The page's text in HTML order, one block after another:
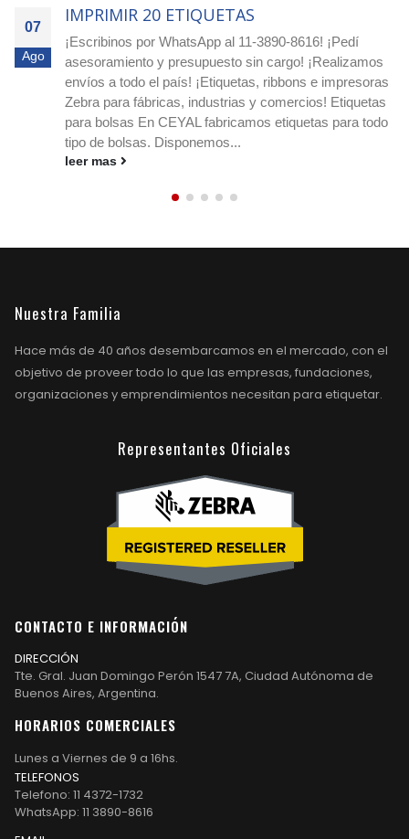
07
Ago
IMPRIMIR 20 ETIQUETAS
¡Escribinos por WhatsApp al 11-3890-8616! ¡Pedí
asesoramiento y presupuesto sin cargo! ¡Realizamos
envíos a todo el país! ¡Etiquetas, ribbons e impresoras
Zebra para fábricas, industrias y comercios! Etiquetas
para bolsas En CEYAL fabricamos etiquetas para todo
tipo de bolsas. Disponemos...
leer mas
Nuestra Familia
Hace más de 40 años desembarcamos en el mercado, con el
objetivo de proveer todo lo que las empresas, fundaciones,
organizaciones y emprendimientos necesitan para etiquetar.
Representantes Oficiales
CONTACTO E INFORMACIÓN
DIRECCIÓN
Tte. Gral. Juan Domingo Perón 1547 7A, Ciudad Autónoma de
Buenos Aires, Argentina.
HORARIOS COMERCIALES
Lunes a Viernes de 9 a 16hs.
TELEFONOS
Telefono: 11 4372-1732
WhatsApp: 11 3890-8616